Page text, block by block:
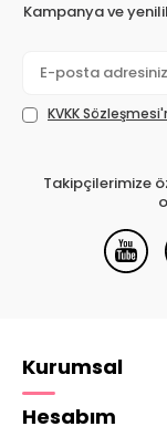
Kampanya ve
KVKK
Takipçilerimize
Kurumsal
Hesabım